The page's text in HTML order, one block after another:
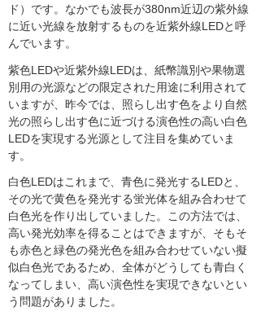
ド）です。なかでも波長が380nm近辺の紫外線
に近い光線を放射するものを近紫外線LEDと呼
んでいます。
紫色LEDや近紫外線LEDは、紙幣識別や果物選
別用の光源などの限定された用途に利用されて
いますが、昨今では、照らし出す色をより自然
光の照らし出す色に近づける演色性の高い白色
LEDを実現する光源として注目を集めていま
す。
白色LEDはこれまで、青色に発光するLEDと、
その光で黄色を発光する蛍光体を組み合わせて
白色光を作り出していました。この方法では、
高い発光効率を得ることはできますが、そもそ
も赤色と緑色の発光色を組み合わせていない擬
似白色光であるため、全体がどうしても青白く
なってしまい、高い演色性を実現できないとい
う問題がありました。